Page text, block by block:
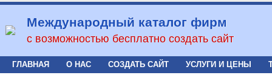
Международный каталог фирм
с возможностью бесплатно создать сайт
ГЛАВНАЯ О НАС СОЗДАТЬ САЙТ УСЛУГИ И ЦЕНЫ